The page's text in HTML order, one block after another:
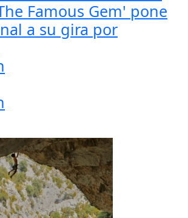
Famous Gem' pone
a su gira por